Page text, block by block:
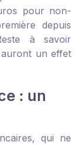
pour non-
depuis
à savoir
auront un effet
: un
qui ne